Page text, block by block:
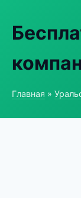
Главная »